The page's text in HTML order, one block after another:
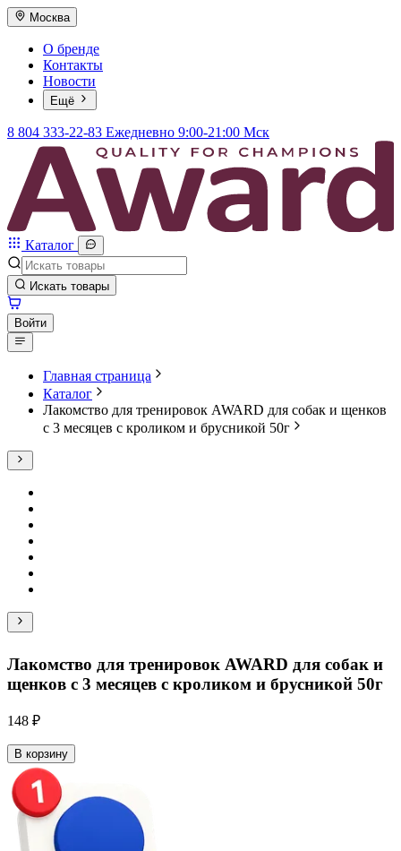
Москва
О бренде
Контакты
Новости
Ещё
8 804 333-22-83 Ежедневно 9:00-21:00 Мск
Каталог
Искать товары
Войти
Главная страница
Каталог
Лакомство для тренировок AWARD для собак и щенков
с 3 месяцев с кроликом и брусникой 50г
Лакомство для тренировок AWARD для собак и
щенков с 3 месяцев с кроликом и брусникой 50г
148 ₽
В корзину